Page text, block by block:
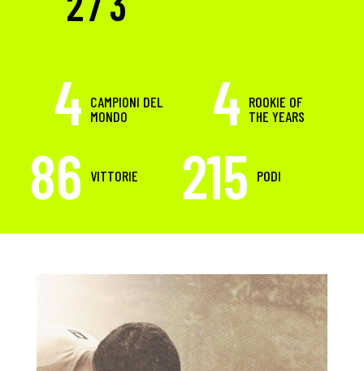
4 CAMPIONI DEL
MONDO
4 ROOKIE OF
THE YEARS
86 VITTORIE 215 PODI